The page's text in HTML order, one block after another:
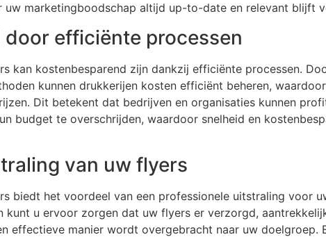
uw marketingboodschap altijd up-to-date en relevant blijft
efficiënte processen
kan kostenbesparend zijn dankzij efficiënte processen.
kunnen drukkerijen kosten efficiënt beheren,
Dit betekent dat bedrijven en organisaties kunnen
budget te overschrijden, waardoor snelheid en
van uw flyers
biedt het voordeel van een professionele uitstraling voor
kunt u ervoor zorgen dat uw flyers er verzorgd,
effectieve manier wordt overgebracht naar uw doelgroep.